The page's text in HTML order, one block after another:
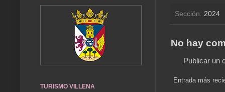
Sección: 2024
No hay
Publicar un
Entrada más
TURISMO VILLENA